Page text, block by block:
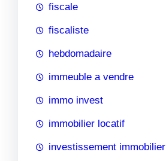
fiscale
fiscaliste
hebdomadaire
immeuble a vendre
immo invest
immobilier locatif
investissement immobilier